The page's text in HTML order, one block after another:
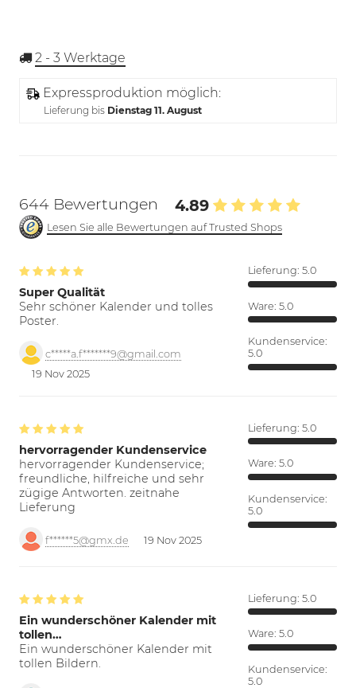
2 - 3 Werktage
Expressproduktion möglich:
Lieferung bis Dienstag 11. August
644 Bewertungen 4.89
Lesen Sie alle Bewertungen auf Trusted Shops
Super Qualität
Sehr schöner Kalender und tolles
Poster.
c*****a.f*******9@gmail.com
19 Nov 2025
Lieferung: 5.0
Ware: 5.0
Kundenservice:
5.0
hervorragender Kundenservice
hervorragender Kundenservice;
freundliche, hilfreiche und sehr
zügige Antworten. zeitnahe
Lieferung
f******5@gmx.de 19 Nov 2025
Lieferung: 5.0
Ware: 5.0
Kundenservice:
5.0
Ein wunderschöner Kalender mit
tollen…
Ein wunderschöner Kalender mit
tollen Bildern.
Lieferung: 5.0
Ware: 5.0
Kundenservice:
5.0